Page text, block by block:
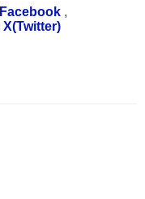
Facebook ,
X(Twitter)